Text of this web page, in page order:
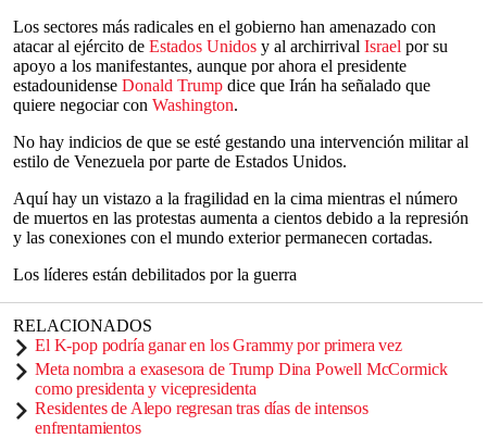
Los sectores más radicales en el gobierno han amenazado con
atacar al ejército de Estados Unidos y al archirrival Israel por su
apoyo a los manifestantes, aunque por ahora el presidente
estadounidense Donald Trump dice que Irán ha señalado que
quiere negociar con Washington.
No hay indicios de que se esté gestando una intervención militar al
estilo de Venezuela por parte de Estados Unidos.
Aquí hay un vistazo a la fragilidad en la cima mientras el número
de muertos en las protestas aumenta a cientos debido a la represión
y las conexiones con el mundo exterior permanecen cortadas.
Los líderes están debilitados por la guerra
RELACIONADOS
El K-pop podría ganar en los Grammy por primera vez
Meta nombra a exasesora de Trump Dina Powell McCormick
como presidenta y vicepresidenta
Residentes de Alepo regresan tras días de intensos
enfrentamientos